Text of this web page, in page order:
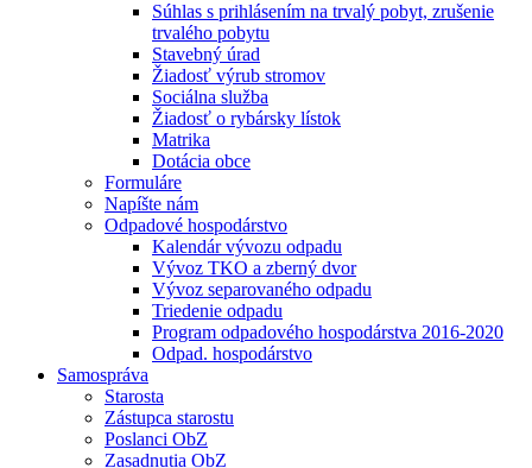
Súhlas s prihlásením na trvalý pobyt, zrušenie
trvalého pobytu
Stavebný úrad
Žiadosť výrub stromov
Sociálna služba
Žiadosť o rybársky lístok
Matrika
Dotácia obce
Formuláre
Napíšte nám
Odpadové hospodárstvo
Kalendár vývozu odpadu
Vývoz TKO a zberný dvor
Vývoz separovaného odpadu
Triedenie odpadu
Program odpadového hospodárstva 2016-2020
Odpad. hospodárstvo
Samospráva
Starosta
Zástupca starostu
Poslanci ObZ
Zasadnutia ObZ